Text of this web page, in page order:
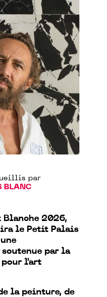
par
BLANC
Blanche 2026,
le Petit Palais
soutenue par la
pour l'art
la peinture, de